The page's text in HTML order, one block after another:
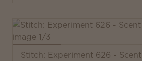
Stitch: Experiment 626 - Scent